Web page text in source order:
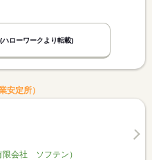
(ハローワークより転載)
安定所）
会社 ソフテン）